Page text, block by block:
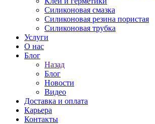
Силиконовая смазка
Силиконовая резина пористая
Силиконовая трубка
Услуги
О нас
Блог
Назад
Блог
Новости
Видео
Доставка и оплата
Карьера
Контакты